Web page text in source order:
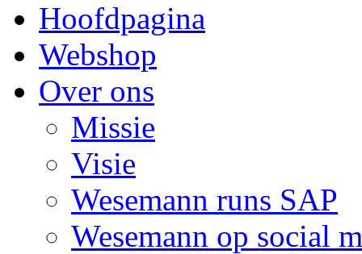
Hoofdpagina
Webshop
Over ons
Missie
Visie
Wesemann runs SAP
Wesemann op social